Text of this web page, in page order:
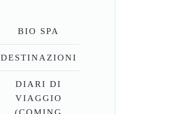
BIO SPA
DESTINAZIONI
DIARI DI
VIAGGIO